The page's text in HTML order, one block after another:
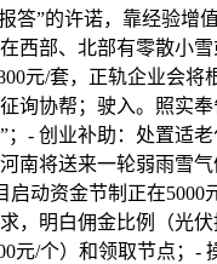
答”的许诺，靠经验增
西部、北部有零散小
元/套，正轨企业会将
询协帮；驶入。照实
；- 创业补助：处置适
南将送来一轮弱雨雪
启动资金节制正在5000
，明白佣金比例（光伏
元/个）和领取节点；-